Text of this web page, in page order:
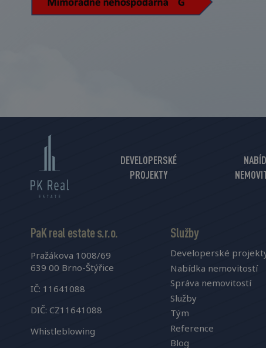
DEVELOPERSKÉ
PROJEKTY
PaK real estate s.r.o.
Pražákova 1008/69
639 00 Brno-Štýřice
IČ: 11641088
DIČ: CZ11641088
Whistleblowing
Služby
Developerské
Nabídka nemovitostí
Správa nemovitostí
Služby
Tým
Reference
Blog